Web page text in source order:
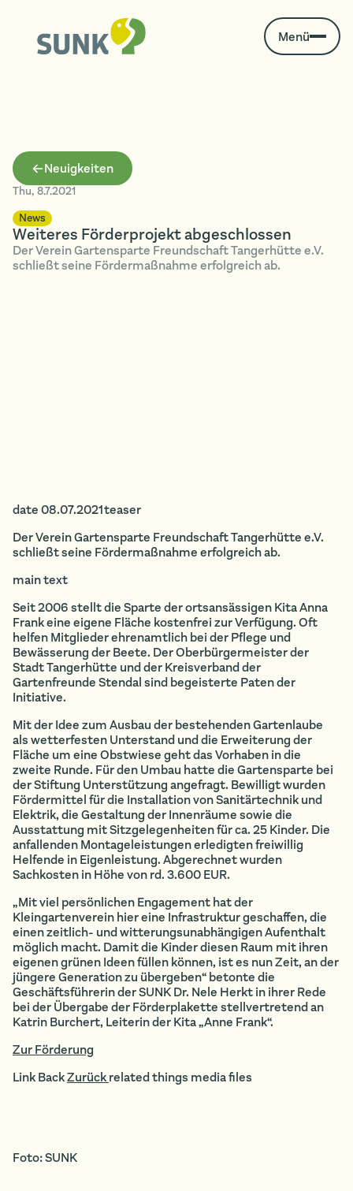
Menü
Neuigkeiten
Thu, 8.7.2021
News
Weiteres Förderprojekt abgeschlossen
Der Verein Gartensparte Freundschaft Tangerhütte e.V.
schließt seine Fördermaßnahme erfolgreich ab.
date 08.07.2021teaser
Der Verein Gartensparte Freundschaft Tangerhütte e.V.
schließt seine Fördermaßnahme erfolgreich ab.
main text
Seit 2006 stellt die Sparte der ortsansässigen Kita Anna
Frank eine eigene Fläche kostenfrei zur Verfügung. Oft
helfen Mitglieder ehrenamtlich bei der Pflege und
Bewässerung der Beete. Der Oberbürgermeister der
Stadt Tangerhütte und der Kreisverband der
Gartenfreunde Stendal sind begeisterte Paten der
Initiative.
Mit der Idee zum Ausbau der bestehenden Gartenlaube
als wetterfesten Unterstand und die Erweiterung der
Fläche um eine Obstwiese geht das Vorhaben in die
zweite Runde. Für den Umbau hatte die Gartensparte bei
der Stiftung Unterstützung angefragt. Bewilligt wurden
Fördermittel für die Installation von Sanitärtechnik und
Elektrik, die Gestaltung der Innenräume sowie die
Ausstattung mit Sitzgelegenheiten für ca. 25 Kinder. Die
anfallenden Montageleistungen erledigten freiwillig
Helfende in Eigenleistung. Abgerechnet wurden
Sachkosten in Höhe von rd. 3.600 EUR.
„Mit viel persönlichen Engagement hat der
Kleingartenverein hier eine Infrastruktur geschaffen, die
einen zeitlich- und witterungsunabhängigen Aufenthalt
möglich macht. Damit die Kinder diesen Raum mit ihren
eigenen grünen Ideen füllen können, ist es nun Zeit, an der
jüngere Generation zu übergeben“ betonte die
Geschäftsführerin der SUNK Dr. Nele Herkt in ihrer Rede
bei der Übergabe der Förderplakette stellvertretend an
Katrin Burchert, Leiterin der Kita „Anne Frank“.
Zur Förderung
Link BackZurückrelated things media files
Foto: SUNK